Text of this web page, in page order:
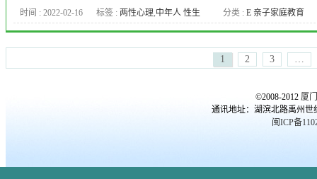
教育 心理医生,心理压力,心理
咨询,心理年龄,心理测试,心理
问题,恋爱心理,恐惧症,抑郁症
自杀,更年期综合症,焦虑症,爱
时间 : 2022-02-16 标签 : 两性心理,中年人 性生
活,九型人格,人格障碍,企业
EAP,厦门儿童心理咨询,厦门心
理专家,厦门心理医生,厦门心
分类 : E 亲子家庭教育
1 2 3 …
©2008-2012 厦
通讯地址：湖滨北路禹州
闽ICP备